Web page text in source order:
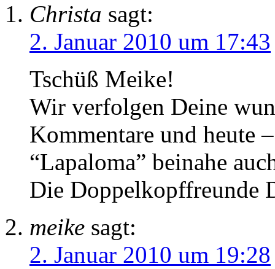
Christa sagt:
2. Januar 2010 um 17:43
Tschüß Meike!
Wir verfolgen Deine
Kommentare und heute
“Lapaloma” beinahe
Die Doppelkopffreunde
meike sagt:
2. Januar 2010 um 19:28